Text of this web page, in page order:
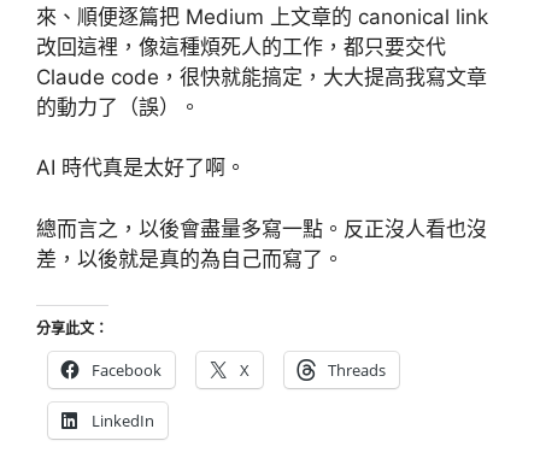
來、順便逐篇把 Medium 上文章的 canonical link
改回這裡，像這種煩死人的工作，都只要交代
Claude code，很快就能搞定，大大提高我寫文章
的動力了（誤）。
AI 時代真是太好了啊。
總而言之，以後會盡量多寫一點。反正沒人看也沒
差，以後就是真的為自己而寫了。
分享此文：
Facebook X Threads
LinkedIn